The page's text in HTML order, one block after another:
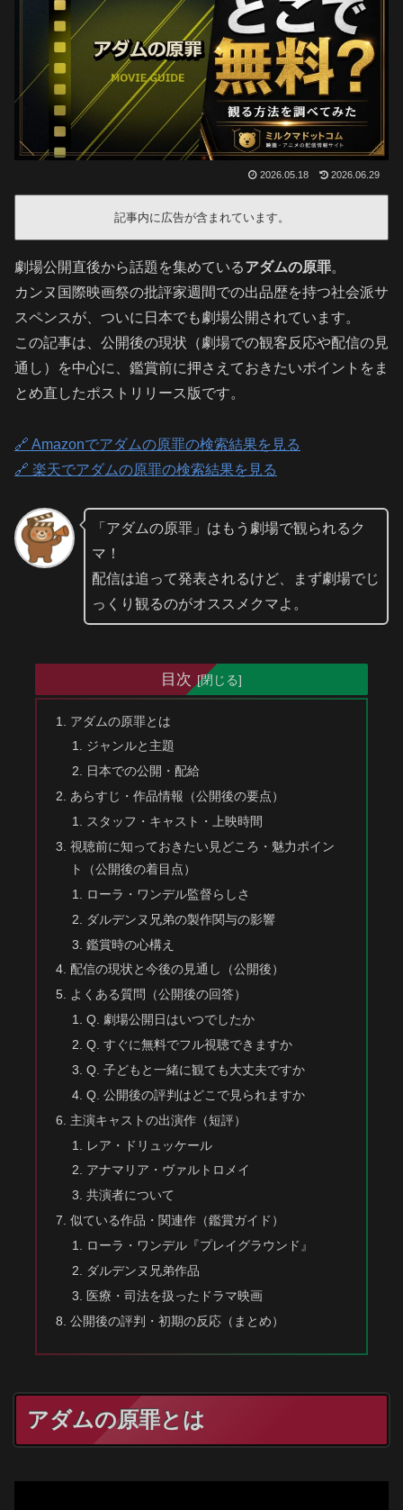
2026.05.18 2026.06.29
記事内に広告が含まれています。
劇場公開直後から話題を集めているアダムの原罪。
カンヌ国際映画祭の批評家週間での出品歴を持つ社会派サ
スペンスが、ついに日本でも劇場公開されています。
この記事は、公開後の現状（劇場での観客反応や配信の見
通し）を中心に、鑑賞前に押さえておきたいポイントをま
とめ直したポストリリース版です。
🔗 Amazonでアダムの原罪の検索結果を見る
🔗 楽天でアダムの原罪の検索結果を見る
「アダムの原罪」はもう劇場で観られるク
マ！
配信は追って発表されるけど、まず劇場でじ
っくり観るのがオススメクマよ。
目次
アダムの原罪とは
ジャンルと主題
日本での公開・配給
あらすじ・作品情報（公開後の要点）
スタッフ・キャスト・上映時間
視聴前に知っておきたい見どころ・魅力ポイン
ト（公開後の着目点）
ローラ・ワンデル監督らしさ
ダルデンヌ兄弟の製作関与の影響
鑑賞時の心構え
配信の現状と今後の見通し（公開後）
よくある質問（公開後の回答）
Q. 劇場公開日はいつでしたか
Q. すぐに無料でフル視聴できますか
Q. 子どもと一緒に観ても大丈夫ですか
Q. 公開後の評判はどこで見られますか
主演キャストの出演作（短評）
レア・ドリュッケール
アナマリア・ヴァルトロメイ
共演者について
似ている作品・関連作（鑑賞ガイド）
ローラ・ワンデル『プレイグラウンド』
ダルデンヌ兄弟作品
医療・司法を扱ったドラマ映画
公開後の評判・初期の反応（まとめ）
アダムの原罪とは